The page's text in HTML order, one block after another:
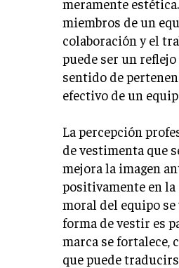
miembros de un
colaboración y el
puede ser un
sentido de
efectivo de un
La percepción
de vestimenta que
mejora la imagen
positivamente en
moral del equipo
forma de vestir es
marca se fortalece,
que puede